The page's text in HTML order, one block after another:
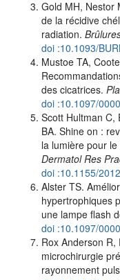
Gold MH, Nestor
de la récidive
radiation.
doi :10.1093/
Mustoe TA,
des cicatrices.
doi :10.1097/
Scott Hultman C,
BA. Shine on :
la lumière pour
Dermatol Res
doi :10.1155/
Alster TS.
hypertrophiques
une lampe flash
doi :10.1097/
Rox Anderson
microchirurgie
rayonnement